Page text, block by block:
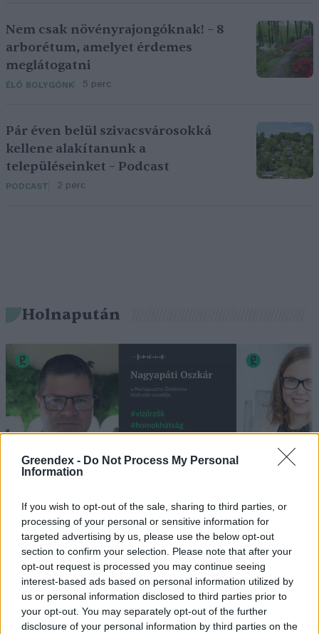
Greendex - Do Not Process My Personal
Information
If you wish to opt-out of the sale, sharing to third parties, or
processing of your personal or sensitive information for
targeted advertising by us, please use the below opt-out
section to confirm your selection. Please note that after your
opt-out request is processed you may continue seeing
interest-based ads based on personal information utilized by
us or personal information disclosed to third parties prior to
your opt-out. You may separately opt-out of the further
disclosure of your personal information by third parties on the
Nem csak növényrajongóknak! – 8
arborétum, amelyet érdemes
meglátogatni
ÉLŐ BOLYGÓNK 5 perc
Pár éven belül szivacsvárosokká
kellene alakítanunk a
településeinket – Podcast
PODCAST 2 perc
Holnapután
víz, csak víz legyen” |
Holnapután
Greendex 55:58
az ember
Greendex